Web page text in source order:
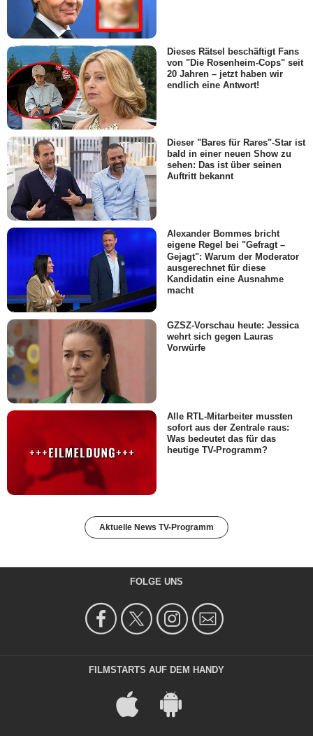
Dieses Rätsel beschäftigt Fans
von "Die Rosenheim-Cops" seit
20 Jahren – jetzt haben wir
endlich eine Antwort!
Dieser "Bares für Rares"-Star ist
bald in einer neuen Show zu
sehen: Das ist über seinen
Auftritt bekannt
Alexander Bommes bricht
eigene Regel bei "Gefragt –
Gejagt": Warum der Moderator
ausgerechnet für diese
Kandidatin eine Ausnahme
macht
GZSZ-Vorschau heute: Jessica
wehrt sich gegen Lauras
Vorwürfe
Alle RTL-Mitarbeiter mussten
sofort aus der Zentrale raus:
Was bedeutet das für das
heutige TV-Programm?
Aktuelle News TV-Programm
FOLGE UNS
FILMSTARTS AUF DEM HANDY